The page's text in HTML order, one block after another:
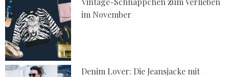
im November
Denim Lover: Die Jeansjacke mit